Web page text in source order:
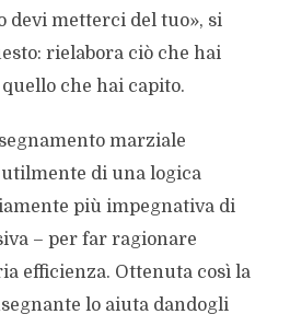
devi metterci del tuo», si
rielabora ciò che hai
che hai capito.
marziale
di una logica
più impegnativa di
– per far ragionare
efficienza. Ottenuta così la
lo aiuta dandogli